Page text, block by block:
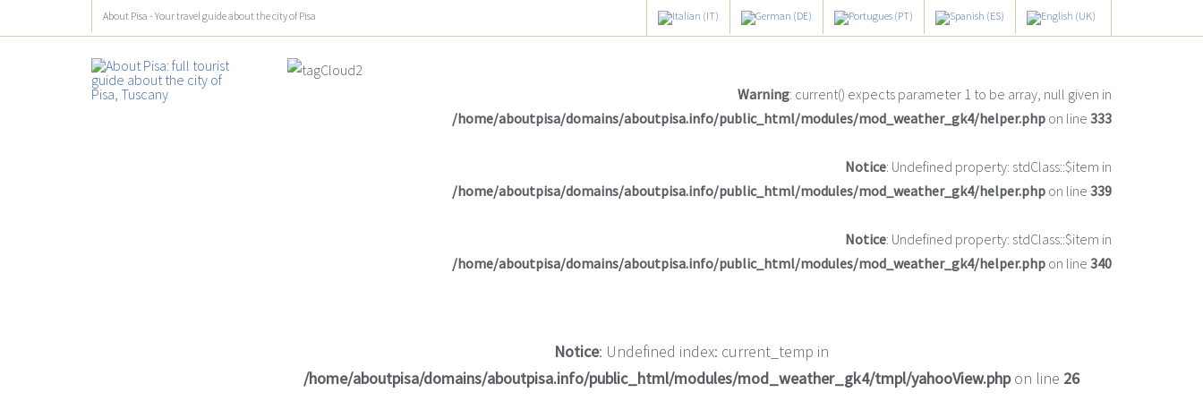
About Pisa - Your travel guide about the city of Pisa
Warning: current() expects parameter 1 to be array, null given in
/home/aboutpisa/domains/aboutpisa.info/public_html/modules/mod_weather_gk4/helper.php on line 333
Notice: Undefined property: stdClass::$item in
/home/aboutpisa/domains/aboutpisa.info/public_html/modules/mod_weather_gk4/helper.php on line 339
Notice: Undefined property: stdClass::$item in
/home/aboutpisa/domains/aboutpisa.info/public_html/modules/mod_weather_gk4/helper.php on line 340
Notice: Undefined index: current_temp in
/home/aboutpisa/domains/aboutpisa.info/public_html/modules/mod_weather_gk4/tmpl/yahooView.phpon line 26